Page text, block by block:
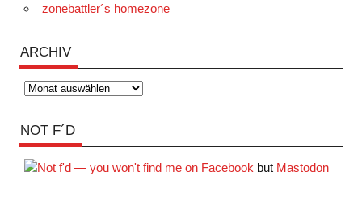
zonebattler´s homezone
ARCHIV
Archiv
NOT F´D
but Mastodon